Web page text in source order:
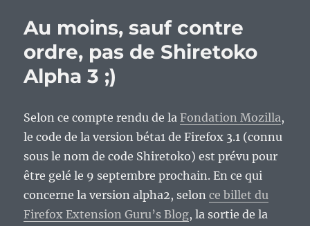
Au moins, sauf contre
ordre, pas de Shiretoko
Alpha 3 ;)
Selon ce compte rendu de laFondation Mozilla,
le code de la version béta1 de Firefox 3.1 (connu
sous le nom de code Shiretoko) est prévu pour
être gelé le 9 septembre prochain. En ce qui
concerne la version alpha2, selonce billet du
Firefox Extension Guru’s Blog, la sortie de la